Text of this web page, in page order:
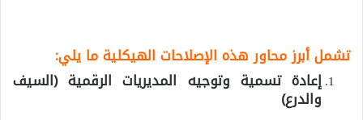
تشمل أبرز محاور هذه الإصلاحات الهيكلية ما يلي:
إعادة تسمية وتوجيه المديريات الرقمية (السيف
والدرع)